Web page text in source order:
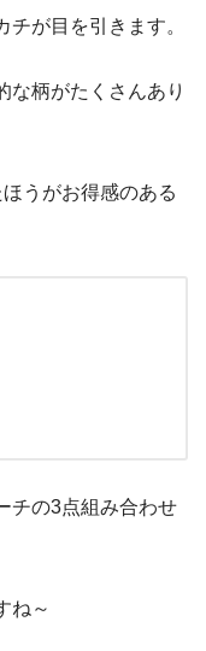
が目を引きます。
な柄がたくさんあり
うがお得感のある
チの3点組み合わせ
ね～